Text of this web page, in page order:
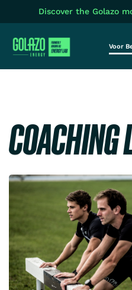
Discover the Golazo
Voor
COACHING